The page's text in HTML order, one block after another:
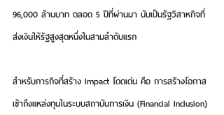
96,000 ล้านบาท ตลอด 5 ปีที่ผ่านมา นับเป็นรัฐวิสาหกิจที่
ส่งเงินให้รัฐสูงสุดหนึ่งในสามลำดับแรก
สำหรับภารกิจที่สร้าง Impact โดดเด่น คือ การสร้างโอกาส
เข้าถึงแหล่งทุนในระบบสถาบันการเงิน (Financial Inclusion)